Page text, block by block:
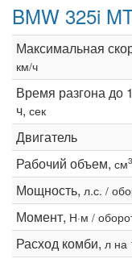
BMW 325i
Максимальная
км/ч
Время разгона до
ч, сек
Двигатель
Рабочий объем, см3
Мощность, л.с. /
Момент, Н·м /
Расход комби, л на